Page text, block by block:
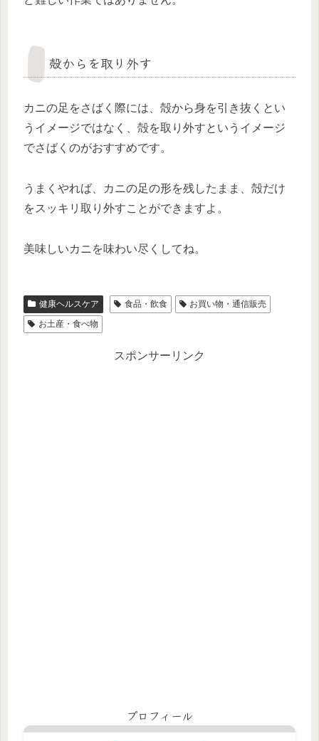
殻からを取り外す
カニの足をさばく際には、 殻から身を引き抜くとい
うイメージではなく、殻を取り外すというイメージ
でさばくのがおすすめです。
うまくやれば、カニの足の形を残したまま、殻だけ
をスッキリ取り外すことができますよ。
美味しいカニを味わい尽くしてね。
健康ヘルスケア 食品・飲食
お買い物・通信販売
お土産・食べ物
スポンサーリンク
プロフィール